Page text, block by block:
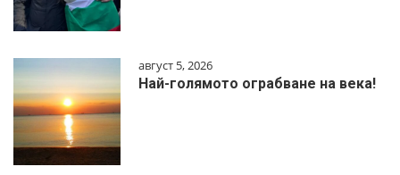
август 5, 2026
Най-голямото ограбване на века!